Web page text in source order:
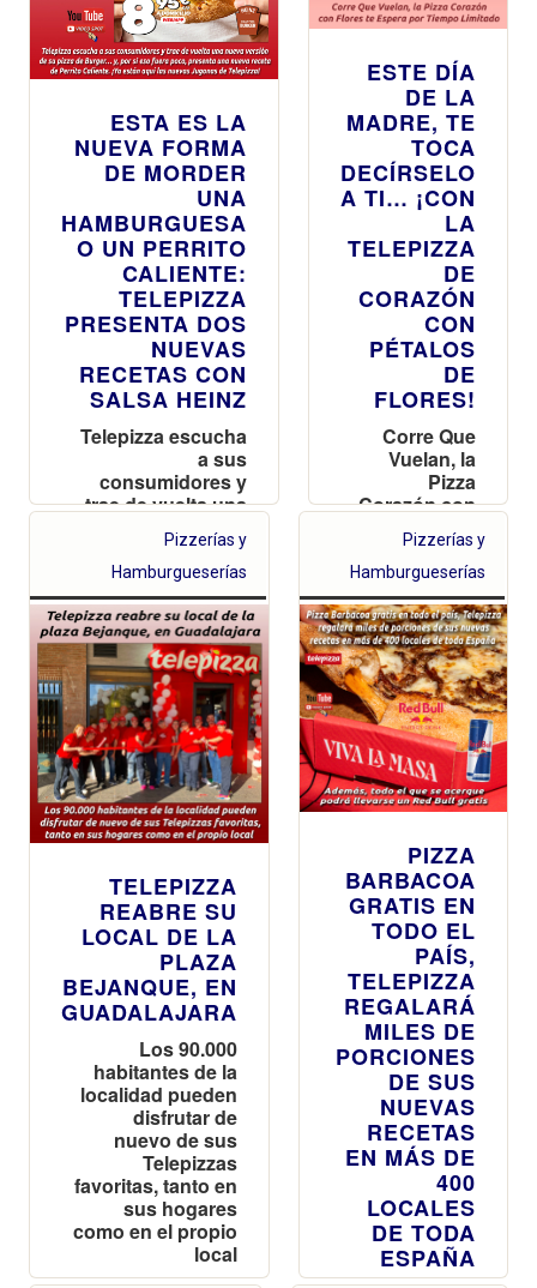
ESTA ES LA
NUEVA FORMA
DE MORDER
UNA
HAMBURGUESA
O UN PERRITO
CALIENTE:
TELEPIZZA
PRESENTA DOS
NUEVAS
RECETAS CON
SALSA HEINZ
Telepizza escucha
a sus
consumidores y
trae de vuelta una
nueva versión de
su pizza de
Burger… y, por si
eso fuera poco,
presenta una
nueva receta de
Perrito Caliente.
¡Ya están aquí las
nuevas Jugonas
de Telepizza!
ESTE DÍA
DE LA
MADRE, TE
TOCA
DECÍRSELO
A TI… ¡CON
LA
TELEPIZZA
DE
CORAZÓN
CON
PÉTALOS
DE
FLORES!
Corre Que
Vuelan, la
Pizza
Corazón con
Flores te
Espera por
Tiempo
Limitado
Pizzerías y
Hamburgueserías
TELEPIZZA
REABRE SU
LOCAL DE LA
PLAZA
BEJANQUE, EN
GUADALAJARA
Los 90.000
habitantes de la
localidad pueden
disfrutar de
nuevo de sus
Telepizzas
favoritas, tanto en
sus hogares
como en el propio
local
Pizzerías y
Hamburgueserías
PIZZA
BARBACOA
GRATIS EN
TODO EL
PAÍS,
TELEPIZZA
REGALARÁ
MILES DE
PORCIONES
DE SUS
NUEVAS
RECETAS
EN MÁS DE
400
LOCALES
DE TODA
ESPAÑA